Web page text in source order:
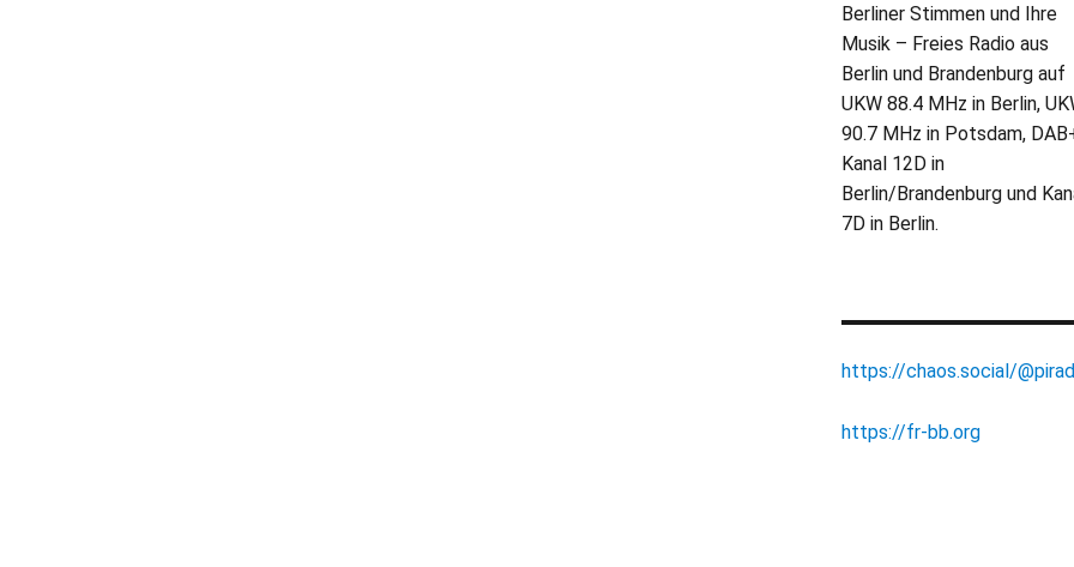
Berliner Stimmen und Ihre
Musik – Freies Radio aus
Berlin und Brandenburg auf
UKW 88.4 MHz in Berlin,
90.7 MHz in Potsdam,
Kanal 12D in
Berlin/Brandenburg und
7D in Berlin.
https://chaos.social/
https://fr-bb.org